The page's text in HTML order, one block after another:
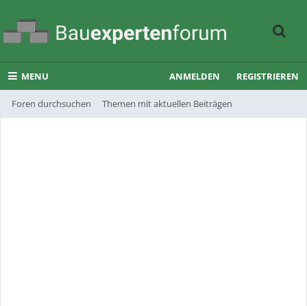
MENU
Foren durchsuchen Themen mit aktuellen Beiträgen
ANMELDEN REGISTRIEREN